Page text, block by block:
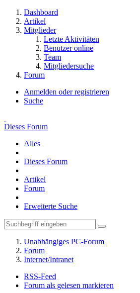
Dashboard
Artikel
Mitglieder
Letzte Aktivitäten
Benutzer online
Team
Mitgliedersuche
Forum
Anmelden oder registrieren
Suche
Dieses Forum
Alles
Dieses Forum
Artikel
Forum
Erweiterte Suche
Unabhängiges PC-Forum
Forum
Internet/Intranet
RSS-Feed
Forum als gelesen markieren